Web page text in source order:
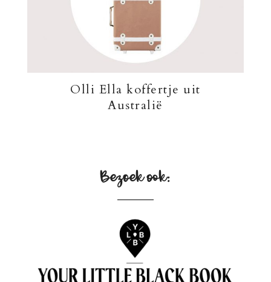
Olli Ella koffertje uit
Australië
Bezoek ook: